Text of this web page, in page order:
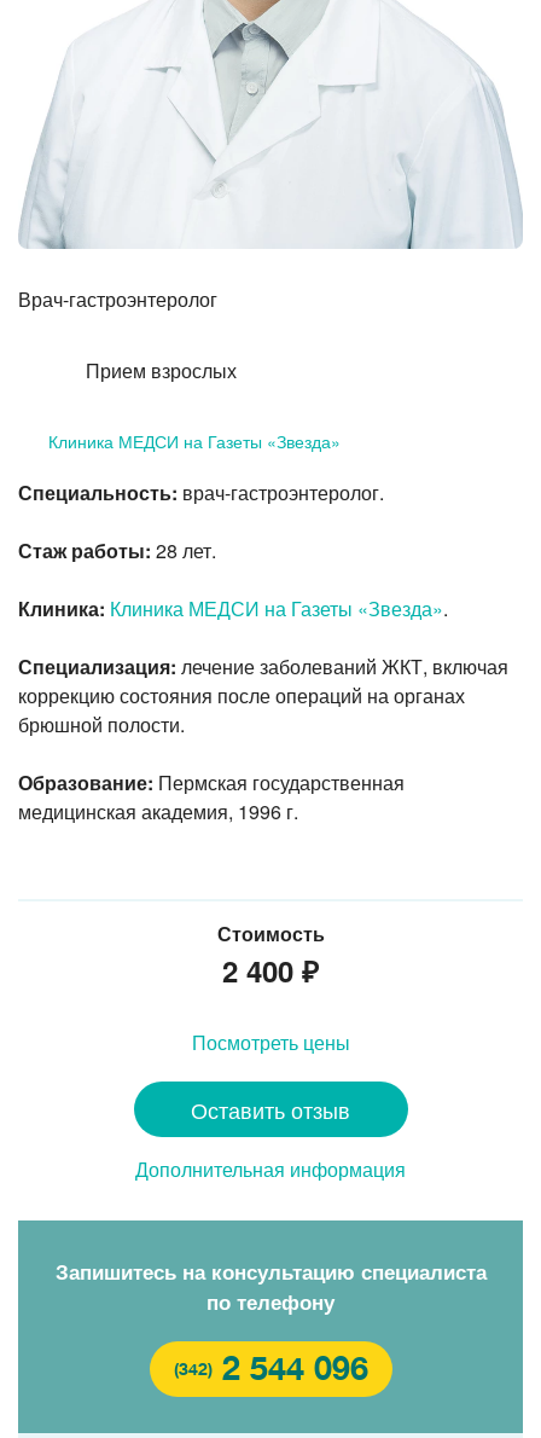
Лазерная коррекция зрения
Врач-гастроэнтеролог
Прием взрослых
Клиника МЕДСИ на Газеты «Звезда»
Специальность: врач-гастроэнтеролог.
Стаж работы: 28 лет.
Клиника: Клиника МЕДСИ на Газеты «Звезда».
Специализация: лечение заболеваний ЖКТ, включая
коррекцию состояния после операций на органах
брюшной полости.
Образование: Пермская государственная
медицинская академия, 1996 г.
Стоимость
2 400 ₽
Посмотреть цены
Оставить отзыв
Дополнительная информация
Запишитесь на консультацию специалиста
по телефону
(342) 2 544 096